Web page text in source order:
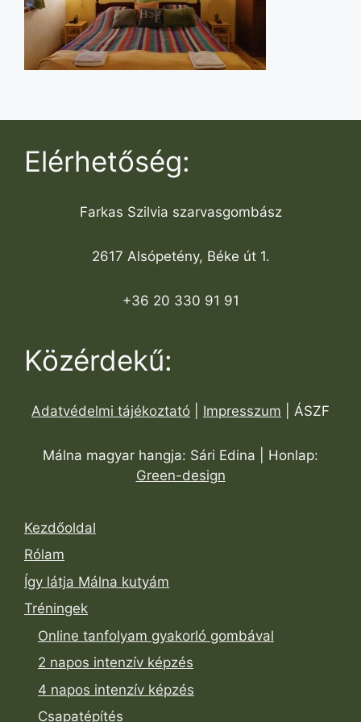
Elérhetőség:
Farkas Szilvia szarvasgombász
2617 Alsópetény, Béke út 1.
+36 20 330 91 91
Közérdekű:
Adatvédelmi tájékoztató Impresszum | ÁSZF
Málna magyar hangja: Sári Edina | Honlap:
Green-design
Kezdőoldal
Rólam
Így látja Málna kutyám
Tréningek
Online tanfolyam gyakorló gombával
2 napos intenzív képzés
4 napos intenzív képzés
Csapatépítés